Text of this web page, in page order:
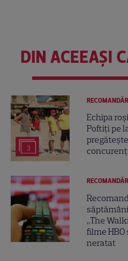
DIN ACEEAȘI
3
Echipa
Poftiți pe
„The
filme
neratat